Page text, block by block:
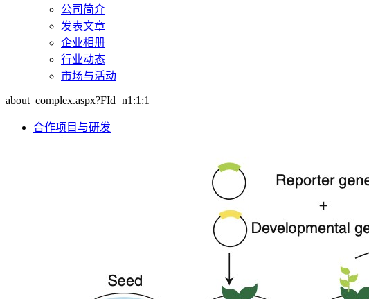
公司简介
发表文章
企业相册
行业动态
市场与活动
about_complex.aspx?FId=n1:1:1
合作项目与研发